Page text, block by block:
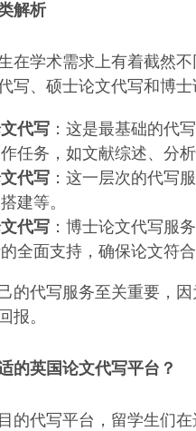
解析
在学术需求上有着截然
写、硕士论文代写和博
代写 ：这是最基础的代
任务，如文献综述、分析
代写 ：这一层次的代写
建等。
代写 ：博士论文代写服
全面支持，确保论文符合
的代写服务至关重要，
报。
的英国论文代写平台？
的代写平台，留学生们